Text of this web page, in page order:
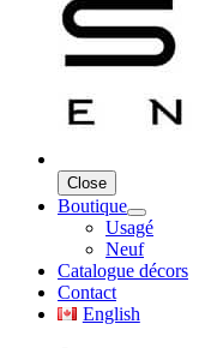
Close
Boutique
Usagé
Neuf
Catalogue décors
Contact
English